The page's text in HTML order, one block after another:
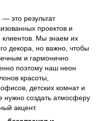
— это результат
проектов и
клиентов. Мы знаем их
декора, но важно, чтобы
и гармонично
поэтому наш неон
красоты,
детских комнат и
нужно создать атмосферу
акцент.